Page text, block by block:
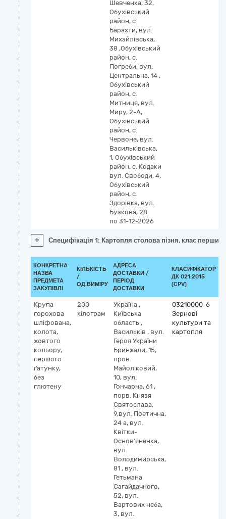
Шевченка, 32,
Обухівський
район, с.
Барахти, вул.
Михайлівська,
38 ,Обухівський
район, с.
Погреби, вул.
Центральна, 14 ,
Обухівський
район, с.
Митниця, вул.
Миру, 2-А,
Обухівський
район, с.
Червоне, вул.
Васильківська,
1, Обухівський
район, с. Кодаки
вул. Свободи, 4,
Обухівський
район, с.
Здорівка, вул.
Бузкова, 28.
по 31-12-2026
+ Специфікація 1: Картопля столова пізня, клас
КОНКРЕТНА
НАЗВА
ПРЕДМЕТА
ЗАКУПІВЛІ
КІЛЬКІСТЬ
/
ОД.ВИМІРУ
АДРЕСА
ДОСТАВКИ /
ПЕРІОД
ДОСТАВКИ
КЛАСИФІКАТОР
ДК 021:2015
(CPV)
Крупа
горохова
шліфована,
колота,
жовтого
кольору,
першого
ґатунку,
без
глютену
200
кілограм
Україна ,
Київська
область ,
Васильків , вул.
Героя України
Бринжали, 15,
пров.
Майоліковий,
10, вул.
Гончарна, 61 ,
порв. Князя
Святослава,
9,вул. Поетична,
24 а, вул.
Квітки-
Основ'яненка,
вул.
Володимирська,
81 , вул.
Гетьмана
Сагайдачного,
52, вул.
Вартових неба,
3, вул.
03210000-6
Зернові
культури та
картопля